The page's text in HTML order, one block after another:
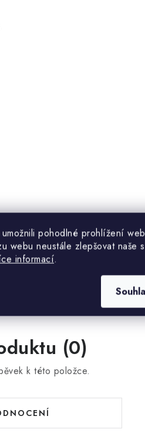
pohodlné prohlížení
webu neustále zlepšovat naše
informací.
(0)
k této položce.